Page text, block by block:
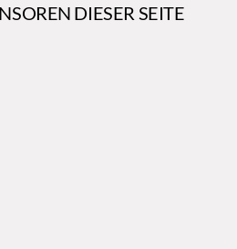
DIESER SEITE